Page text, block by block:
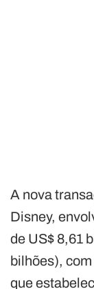
A nova
Disney,
de US$ 8,61
bilhões),
que